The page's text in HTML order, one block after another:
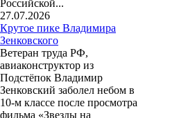
Российской...
27.07.2026
Крутое пике Владимира
Зенковского
Ветеран труда РФ,
авиаконструктор из
Подстёпок Владимир
Зенковский заболел небом в
10-м классе после просмотра
фильма «Звезды на